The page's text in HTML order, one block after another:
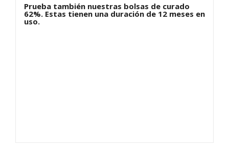
Prueba también nuestras bolsas de curado
62%. Estas tienen una duración de 12 meses en
uso.